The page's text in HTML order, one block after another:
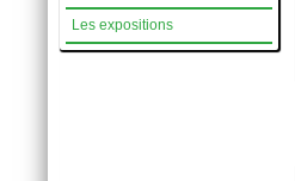
Les expositions